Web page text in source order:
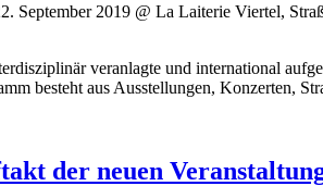
September 2019 @ La Laiterie Viertel,
veranlagte und international
besteht aus Ausstellungen, Konzerten,
der neuen